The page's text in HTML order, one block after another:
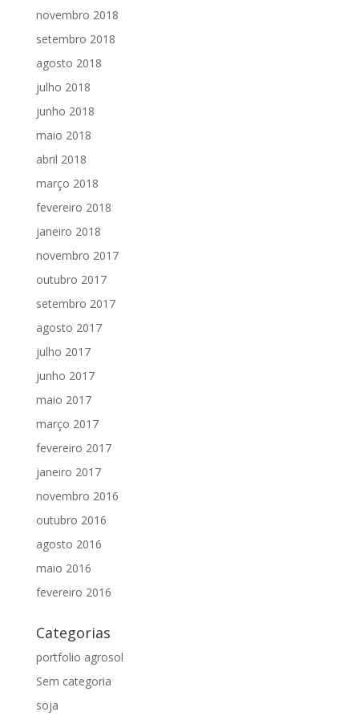
novembro 2018
setembro 2018
agosto 2018
julho 2018
junho 2018
maio 2018
abril 2018
março 2018
fevereiro 2018
janeiro 2018
novembro 2017
outubro 2017
setembro 2017
agosto 2017
julho 2017
junho 2017
maio 2017
março 2017
fevereiro 2017
janeiro 2017
novembro 2016
outubro 2016
agosto 2016
maio 2016
fevereiro 2016
Categorias
portfolio agrosol
Sem categoria
soja